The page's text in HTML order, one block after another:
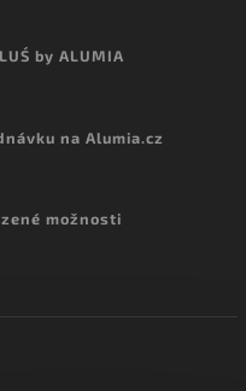
by ALUMIA
na Alumia.cz
možnosti